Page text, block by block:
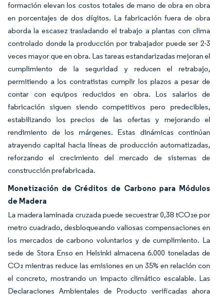
formación elevan los costos totales de mano de obra en obra
en porcentajes de dos dígitos. La fabricación fuera de obra
aborda la escasez trasladando el trabajo a plantas con clima
controlado donde la producción por trabajador puede ser 2-3
veces mayor que en obra. Las tareas estandarizadas mejoran el
cumplimiento de la seguridad y reducen el retrabajo,
permitiendo a los contratistas cumplir los plazos a pesar de
contar con equipos reducidos en obra. Los salarios de
fabricación siguen siendo competitivos pero predecibles,
estabilizando los precios de las ofertas y mejorando el
rendimiento de los márgenes. Estas dinámicas continúan
atrayendo capital hacia líneas de producción automatizadas,
reforzando el crecimiento del mercado de sistemas de
construcción prefabricada.
Monetización de Créditos de Carbono para Módulos
de Madera
La madera laminada cruzada puede secuestrar 0,38 tCO₂e por
metro cuadrado, desbloqueando valiosas compensaciones en
los mercados de carbono voluntarios y de cumplimiento. La
sede de Stora Enso en Helsinki almacena 6.000 toneladas de
CO₂ mientras reduce las emisiones en un 35% en relación con
el concreto, mostrando un impacto climático escalable. Las
Declaraciones Ambientales de Producto verificadas ahora